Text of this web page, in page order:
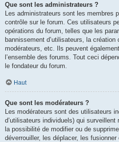
Que sont les administrateurs ?
Les administrateurs sont les membres
contrôle sur le forum. Ces utilisateurs
opérations du forum, telles que les
bannissement d’utilisateurs, la création
modérateurs, etc. Ils peuvent
l’ensemble des forums. Tout ceci
le fondateur du forum.
Haut
Que sont les modérateurs ?
Les modérateurs sont des utilisateurs
d’utilisateurs individuels) qui
la possibilité de modifier ou de
déverrouiller, les déplacer, les